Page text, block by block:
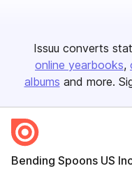
Issuu converts
online yearbooks
albums and more.
Bending Spoons US